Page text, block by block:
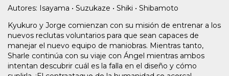
Autores: Isayama • Suzukaze • Shiki • Shibamoto
Kyukuro y Jorge comienzan con su misión de entrenar a los
nuevos reclutas voluntarios para que sean capaces de
manejar el nuevo equipo de maniobras. Mientras tanto,
Sharle continúa con su viaje con Ángel mientras ambos
intentan descubrir cuál es la falla en el diseño y cómo